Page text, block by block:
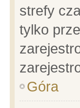
strefy
tylko
Góra